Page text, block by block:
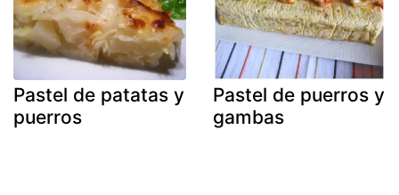
Pastel de patatas y
puerros
Pastel de puerros y
gambas